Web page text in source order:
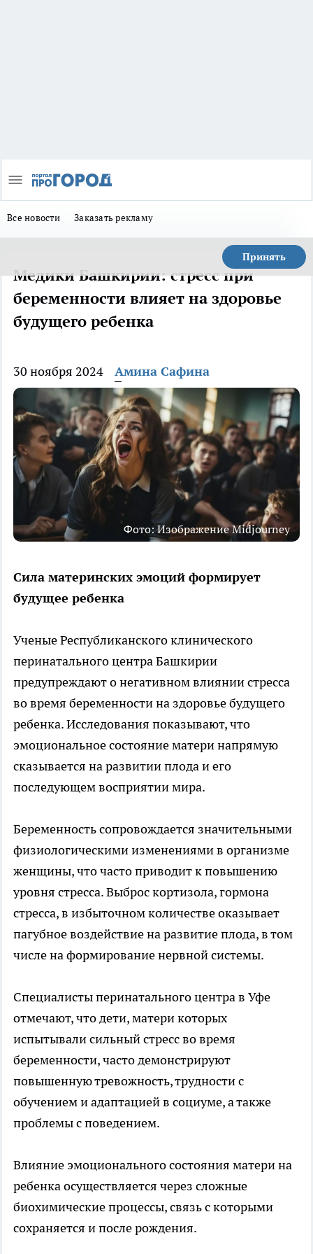
Все новости Заказать рекламу
Принять
Медики Башкирии: стресс при
беременности влияет на здоровье
будущего ребенка
30 ноября 2024 Амина Сафина
Фото: Изображение Midjourney
Сила материнских эмоций формирует
будущее ребенка
Ученые Республиканского клинического
перинатального центра Башкирии
предупреждают о негативном влиянии стресса
во время беременности на здоровье будущего
ребенка. Исследования показывают, что
эмоциональное состояние матери напрямую
сказывается на развитии плода и его
последующем восприятии мира.
Беременность сопровождается значительными
физиологическими изменениями в организме
женщины, что часто приводит к повышению
уровня стресса. Выброс кортизола, гормона
стресса, в избыточном количестве оказывает
пагубное воздействие на развитие плода, в том
числе на формирование нервной системы.
Специалисты перинатального центра в Уфе
отмечают, что дети, матери которых
испытывали сильный стресс во время
беременности, часто демонстрируют
повышенную тревожность, трудности с
обучением и адаптацией в социуме, а также
проблемы с поведением.
Влияние эмоционального состояния матери на
ребенка осуществляется через сложные
биохимические процессы, связь с которыми
сохраняется и после рождения.